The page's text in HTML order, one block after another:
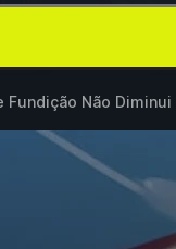
Fundição Não